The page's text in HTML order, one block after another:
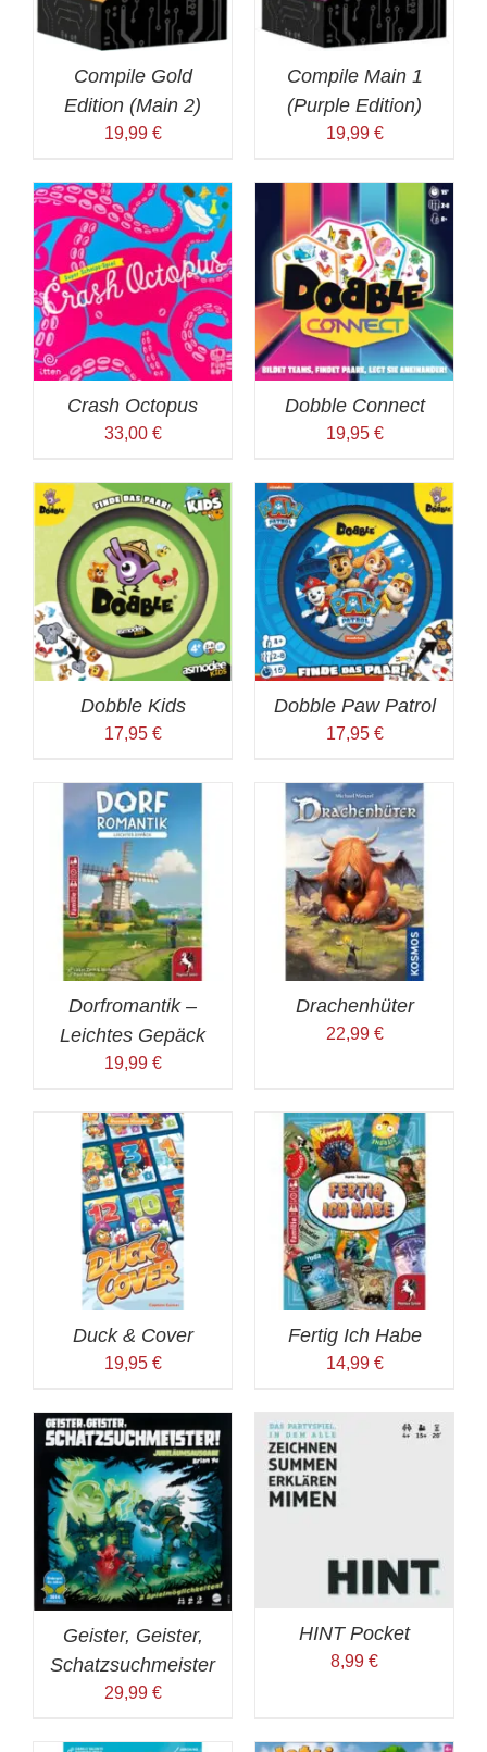
Compile Gold
Edition (Main 2)
19,99 €
Compile Main 1
(Purple Edition)
19,99 €
Crash Octopus
33,00 €
Dobble Connect
19,95 €
Dobble Kids
17,95 €
Dobble Paw Patrol
17,95 €
Dorfromantik –
Leichtes Gepäck
19,99 €
Drachenhüter
22,99 €
Duck & Cover
19,95 €
Fertig Ich Habe
14,99 €
Geister, Geister,
Schatzsuchmeister
29,99 €
HINT Pocket
8,99 €